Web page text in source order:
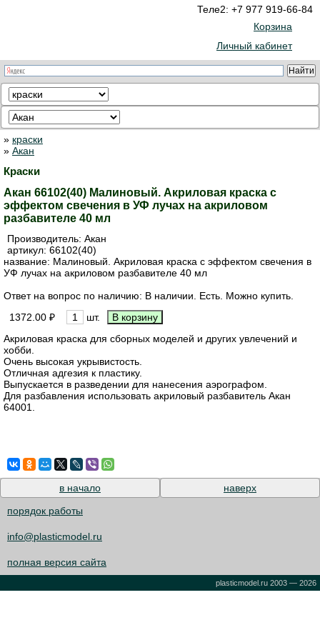
Теле2: +7 977 919-66-84
Корзина
Личный кабинет
» краски
» Акан
Краски
Акан 66102(40) Малиновый. Акриловая краска с
эффектом свечения в УФ лучах на акриловом
разбавителе 40 мл
Производитель: Акан
артикул: 66102(40)
название: Малиновый. Акриловая краска с эффектом свечения в
УФ лучах на акриловом разбавителе 40 мл
Ответ на вопрос по наличию: В наличии. Есть. Можно купить.
1372.00 ₽
шт.
Акриловая краска для сборных моделей и других увлечений и
хобби.
Очень высокая укрывистость.
Отличная адгезия к пластику.
Выпускается в разведении для нанесения аэрографом.
Для разбавления использовать акриловый разбавитель Акан
64001.
в начало
наверх
порядок работы
info@plasticmodel.ru
полная версия сайта
plasticmodel.ru 2003 — 2026